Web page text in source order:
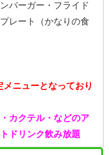
バーガー・フライド
レート（かなりの食
メニューとなっており
カクテル・などのア
ドリンク飲み放題